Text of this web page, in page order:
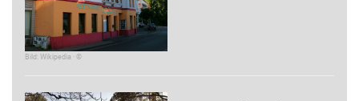
Bild: Wikipedia · ©